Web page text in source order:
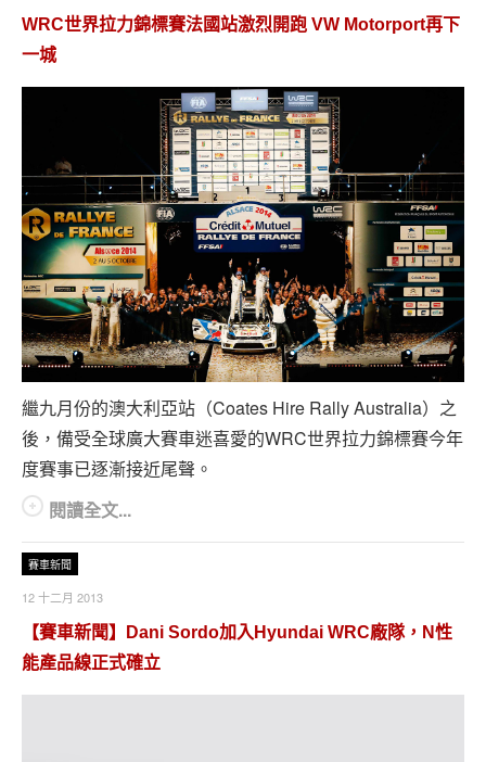
WRC世界拉力錦標賽法國站激烈開跑 VW Motorport再下
一城
繼九月份的澳大利亞站（Coates Hire Rally Australia）之
後，備受全球廣大賽車迷喜愛的WRC世界拉力錦標賽今年
度賽事已逐漸接近尾聲。
閱讀全文...
賽車新聞
12 十二月 2013
【賽車新聞】Dani Sordo加入Hyundai WRC廠隊，N性
能產品線正式確立